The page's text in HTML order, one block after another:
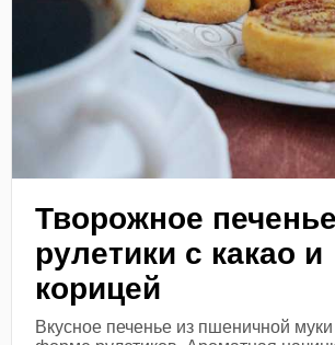
Творожное
рулетики с какао и
корицей
Вкусное печенье из пшеничной муки